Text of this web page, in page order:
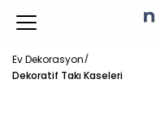
Ev Dekorasyon
Dekoratif Takı Kaseleri